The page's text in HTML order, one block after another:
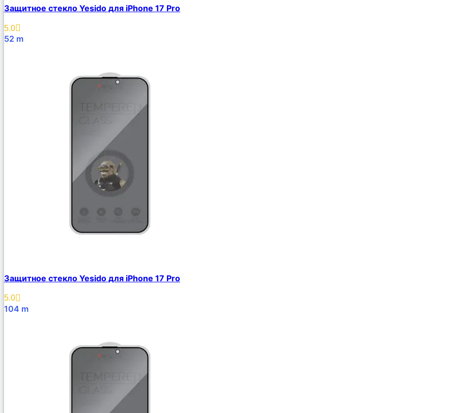
Защитное стекло Yesido для iPhone 17 Pro
5.0
52 m
Защитное стекло Yesido для iPhone 17 Pro
5.0
104 m